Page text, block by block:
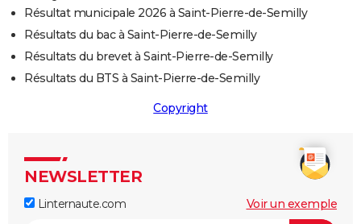
Résultat municipale 2026 à Saint-Pierre-de-Semilly
Résultats du bac à Saint-Pierre-de-Semilly
Résultats du brevet à Saint-Pierre-de-Semilly
Résultats du BTS à Saint-Pierre-de-Semilly
Copyright
NEWSLETTER
Linternaute.com Voir un exemple